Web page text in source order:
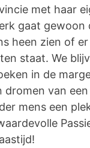
met haar
gaat gewoon
heen zien of
staat. We
in de
dromen van
mens een